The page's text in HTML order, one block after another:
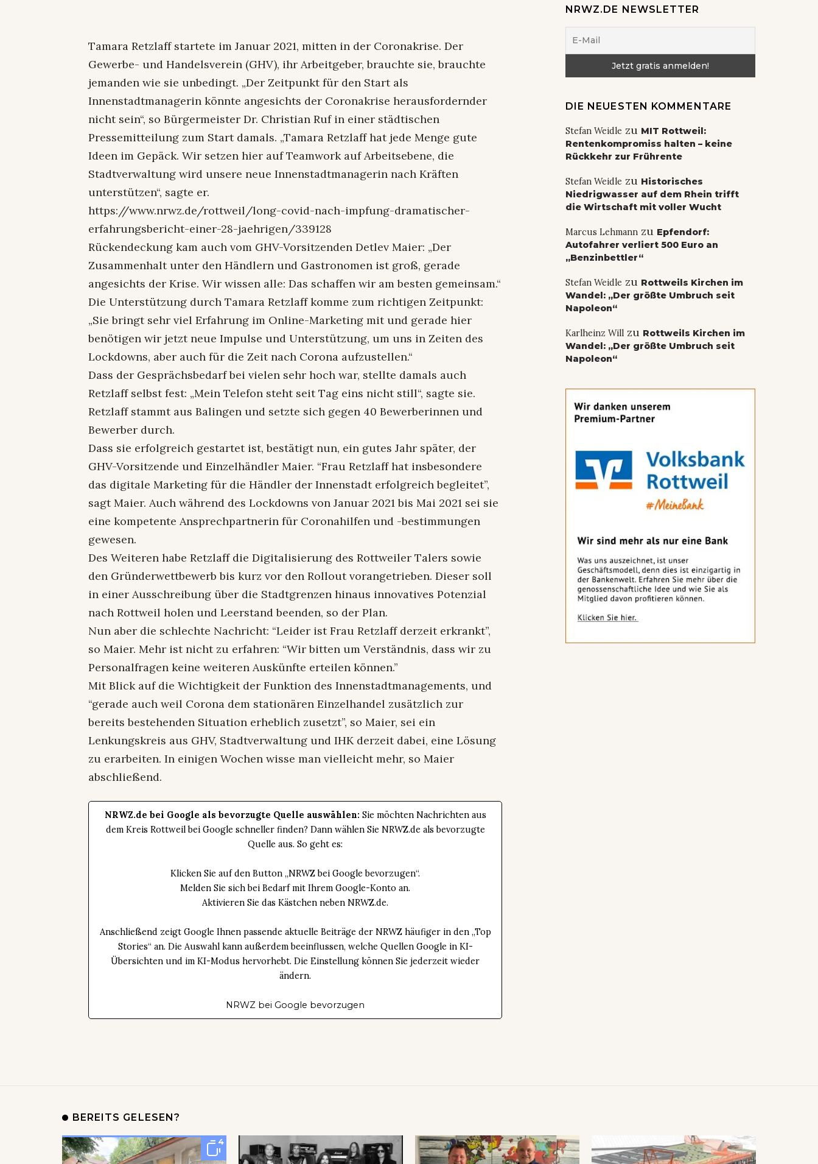
Tamara Retzlaff startete im Januar 2021, mitten in der Coronakrise. Der
Gewerbe- und Handelsverein (GHV), ihr Arbeitgeber, brauchte sie, brauchte
jemanden wie sie unbedingt. „Der Zeitpunkt für den Start als
Innenstadtmanagerin könnte angesichts der Coronakrise herausfordernder
nicht sein“, so Bürgermeister Dr. Christian Ruf in einer städtischen
Pressemitteilung zum Start damals. „Tamara Retzlaff hat jede Menge gute
Ideen im Gepäck. Wir setzen hier auf Teamwork auf Arbeitsebene, die
Stadtverwaltung wird unsere neue Innenstadtmanagerin nach Kräften
unterstützen“, sagte er.
https://www.nrwz.de/rottweil/long-covid-nach-impfung-dramatischer-
erfahrungsbericht-einer-28-jaehrigen/339128
Rückendeckung kam auch vom GHV-Vorsitzenden Detlev Maier: „Der
Zusammenhalt unter den Händlern und Gastronomen ist groß, gerade
angesichts der Krise. Wir wissen alle: Das schaffen wir am besten gemeinsam.“
Die Unterstützung durch Tamara Retzlaff komme zum richtigen Zeitpunkt:
„Sie bringt sehr viel Erfahrung im Online-Marketing mit und gerade hier
benötigen wir jetzt neue Impulse und Unterstützung, um uns in Zeiten des
Lockdowns, aber auch für die Zeit nach Corona aufzustellen.“
Dass der Gesprächsbedarf bei vielen sehr hoch war, stellte damals auch
Retzlaff selbst fest: „Mein Telefon steht seit Tag eins nicht still“, sagte sie.
Retzlaff stammt aus Balingen und setzte sich gegen 40 Bewerberinnen und
Bewerber durch.
Dass sie erfolgreich gestartet ist, bestätigt nun, ein gutes Jahr später, der
GHV-Vorsitzende und Einzelhändler Maier. “Frau Retzlaff hat insbesondere
das digitale Marketing für die Händler der Innenstadt erfolgreich begleitet”,
sagt Maier. Auch während des Lockdowns von Januar 2021 bis Mai 2021 sei sie
eine kompetente Ansprechpartnerin für Coronahilfen und -bestimmungen
gewesen.
Des Weiteren habe Retzlaff die Digitalisierung des Rottweiler Talers sowie
den Gründerwettbewerb bis kurz vor den Rollout vorangetrieben. Dieser soll
in einer Ausschreibung über die Stadtgrenzen hinaus innovatives Potenzial
nach Rottweil holen und Leerstand beenden, so der Plan.
Nun aber die schlechte Nachricht: “Leider ist Frau Retzlaff derzeit erkrankt”,
so Maier. Mehr ist nicht zu erfahren: “Wir bitten um Verständnis, dass wir zu
Personalfragen keine weiteren Auskünfte erteilen können.”
Mit Blick auf die Wichtigkeit der Funktion des Innenstadtmanagements, und
“gerade auch weil Corona dem stationären Einzelhandel zusätzlich zur
bereits bestehenden Situation erheblich zusetzt”, so Maier, sei ein
Lenkungskreis aus GHV, Stadtverwaltung und IHK derzeit dabei, eine Lösung
zu erarbeiten. In einigen Wochen wisse man vielleicht mehr, so Maier
abschließend.
NRWZ.de bei Google als bevorzugte Quelle auswählen: Sie möchten Nachrichten aus
dem Kreis Rottweil bei Google schneller finden? Dann wählen Sie NRWZ.de als bevorzugte
Quelle aus. So geht es:
Klicken Sie auf den Button „NRWZ bei Google bevorzugen“.
Melden Sie sich bei Bedarf mit Ihrem Google-Konto an.
Aktivieren Sie das Kästchen neben NRWZ.de.
Anschließend zeigt Google Ihnen passende aktuelle Beiträge der NRWZ häufiger in den „Top
Stories“ an. Die Auswahl kann außerdem beeinflussen, welche Quellen Google in KI-
Übersichten und im KI-Modus hervorhebt. Die Einstellung können Sie jederzeit wieder
ändern.
NRWZ bei Google bevorzugen
NRWZ.DE NEWSLETTER
DIE NEUESTEN KOMMENTARE
Stefan Weidle zu MIT Rottweil:
Rentenkompromiss halten – keine
Rückkehr zur Frührente
Stefan Weidle zu Historisches
Niedrigwasser auf dem Rhein trifft
die Wirtschaft mit voller Wucht
Marcus Lehmannzu Epfendorf:
Autofahrer verliert 500 Euro an
„Benzinbettler“
Stefan Weidle zu Rottweils Kirchen im
Wandel: „Der größte Umbruch seit
Napoleon“
Karlheinz Willzu Rottweils Kirchen im
Wandel: „Der größte Umbruch seit
Napoleon“
BEREITS GELESEN?
4